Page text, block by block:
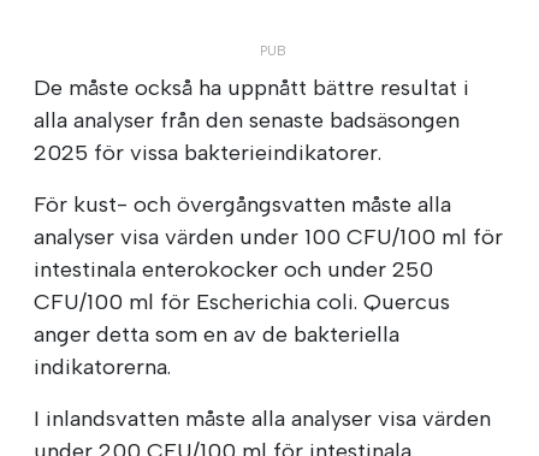
De måste också ha uppnått bättre resultat i
alla analyser från den senaste badsäsongen
2025 för vissa bakterieindikatorer.
För kust- och övergångsvatten måste alla
analyser visa värden under 100 CFU/100 ml för
intestinala enterokocker och under 250
CFU/100 ml för Escherichia coli. Quercus
anger detta som en av de bakteriella
indikatorerna.
I inlandsvatten måste alla analyser visa värden